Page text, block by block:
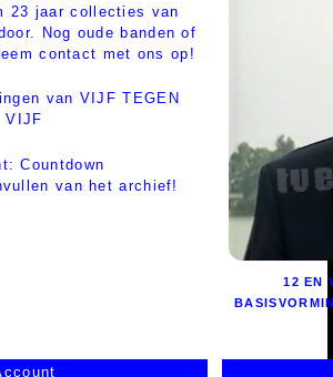
23 jaar collecties van
Nog oude banden of
contact met ons op!
van VIJF TEGEN
VIJF
Countdown
van het archief!
12 EN